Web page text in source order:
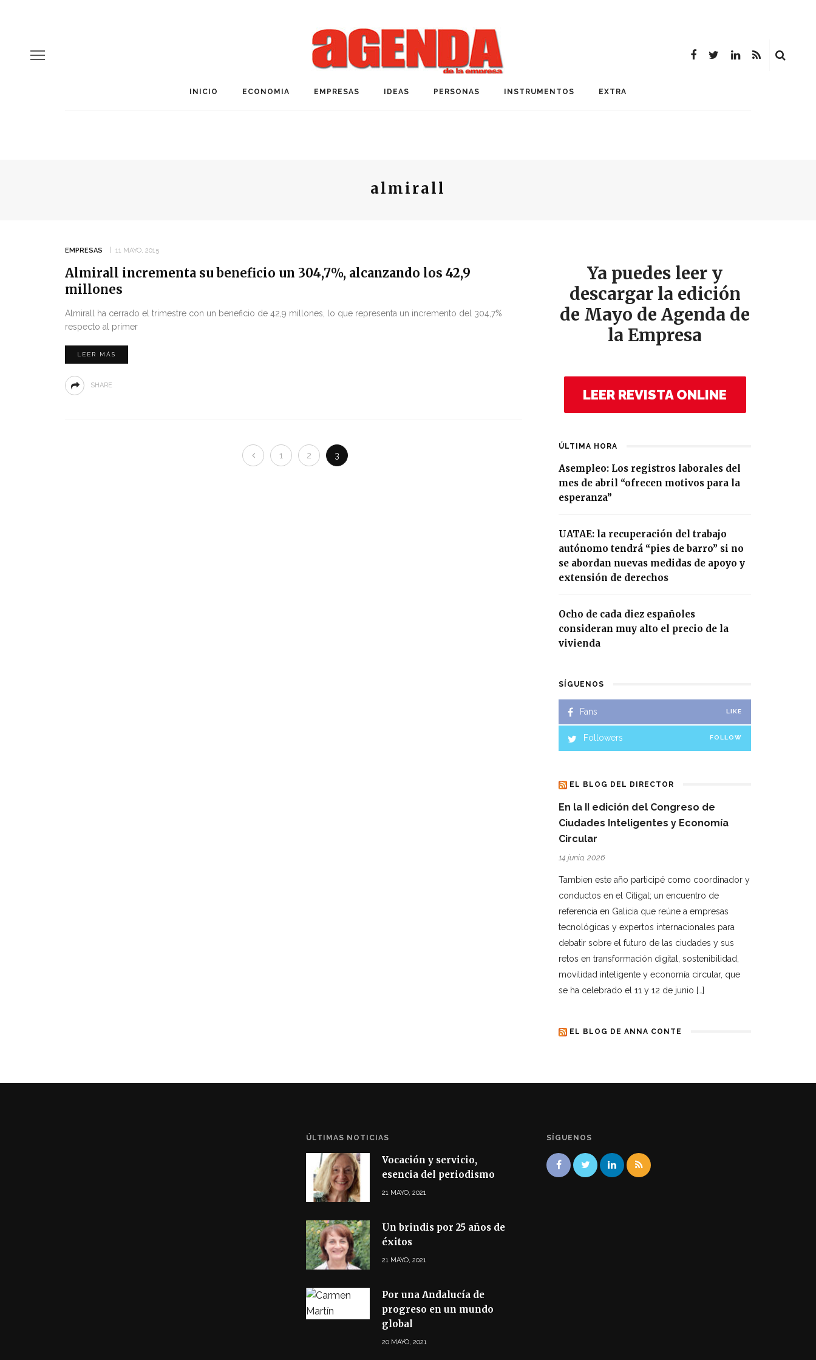
INICIO ECONOMIA EMPRESAS IDEAS PERSONAS INSTRUMENTOS EXTRA
almirall
EMPRESAS 11 MAYO, 2015
Almirall incrementa su beneficio un 304,7%, alcanzando los 42,9
millones
Almirall ha cerrado el trimestre con un beneficio de 42,9 millones, lo que representa un incremento del 304,7%
respecto al primer
LEER MÁS
SHARE
1 2 3
Ya puedes leer y
descargar la edición
de Mayo de Agenda de
la Empresa
LEER REVISTA ONLINE
ÚLTIMA HORA
Asempleo: Los registros laborales del
mes de abril “ofrecen motivos para la
esperanza”
UATAE: la recuperación del trabajo
autónomo tendrá “pies de barro” si no
se abordan nuevas medidas de apoyo y
extensión de derechos
Ocho de cada diez españoles
consideran muy alto el precio de la
vivienda
SÍGUENOS
Fans LIKE
Followers FOLLOW
EL BLOG DEL DIRECTOR
En la II edición del Congreso de
Ciudades Inteligentes y Economía
Circular
14 junio, 2026
Tambien este año participé como coordinador y
conductos en el Citigal; un encuentro de
referencia en Galicia que reúne a empresas
tecnológicas y expertos internacionales para
debatir sobre el futuro de las ciudades y sus
retos en transformación digital, sostenibilidad,
movilidad inteligente y economía circular, que
se ha celebrado el 11 y 12 de junio […]
EL BLOG DE ANNA CONTE
ÚLTIMAS NOTICIAS
Vocación y servicio,
esencia del periodismo
21 MAYO, 2021
Un brindis por 25 años de
éxitos
21 MAYO, 2021
Por una Andalucía de
progreso en un mundo
global
20 MAYO, 2021
SÍGUENOS